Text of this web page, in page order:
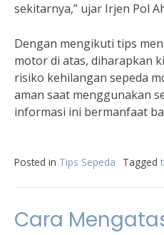
sekitarnya,” ujar Irjen Pol
Dengan mengikuti tips
motor di atas, diharapkan
risiko kehilangan sepeda
aman saat menggunakan
informasi ini bermanfaat
Posted in Tips Sepeda Tagged
Cara